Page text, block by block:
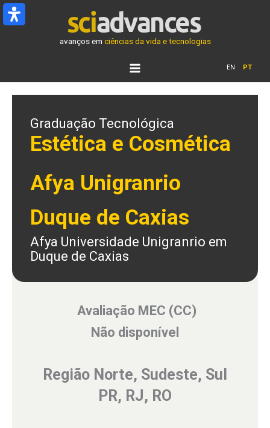
Ir
para
avanços em ciências da vida e tecnologias
EN PT
Graduação Tecnológica
Estética e Cosmética
Afya Unigranrio
Duque de Caxias
Afya Universidade Unigranrio em
Duque de Caxias
Avaliação MEC (CC)
Não disponível
Região Norte, Sudeste, Sul
PR, RJ, RO